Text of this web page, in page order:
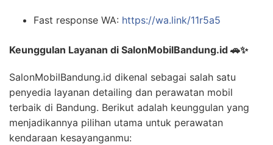
Fast response WA: https://wa.link/11r5a5
Keunggulan Layanan di SalonMobilBandung.id 🚗✨
SalonMobilBandung.id dikenal sebagai salah satu
penyedia layanan detailing dan perawatan mobil
terbaik di Bandung. Berikut adalah keunggulan yang
menjadikannya pilihan utama untuk perawatan
kendaraan kesayanganmu: